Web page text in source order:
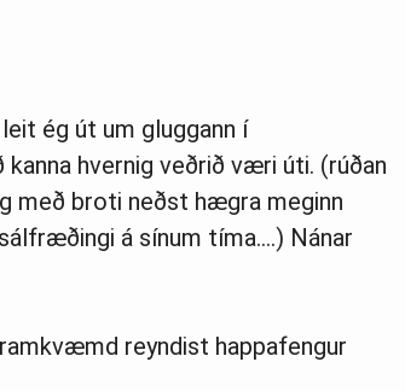
ég út um gluggann í
hvernig veðrið væri úti. (rúðan
með broti neðst hægra meginn
á sínum tíma….) Nánar
reyndist happafengur